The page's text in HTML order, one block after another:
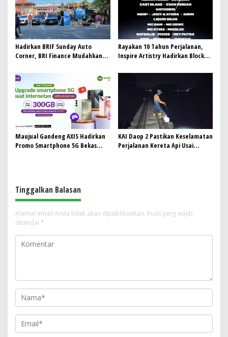
Hadirkan BRIF Sunday Auto
Corner, BRI Finance Mudahkan
Impian
Rayakan 10 Tahun Perjalanan,
Inspire Artistry Hadirkan Block
Maujual Gandeng AXIS Hadirkan
Promo Smartphone 5G Bekas
KAI Daop 2 Pastikan Keselamatan
Perjalanan Kereta Api Usai
Tinggalkan Balasan
Alamat email Anda tidak akan dipublikasikan. Ruas yang wajib
ditandai *